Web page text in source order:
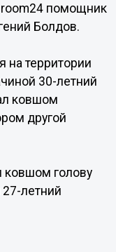
помощник
Болдов.
на территории
30-летний
ковшом
другой
ковшом голову
летний